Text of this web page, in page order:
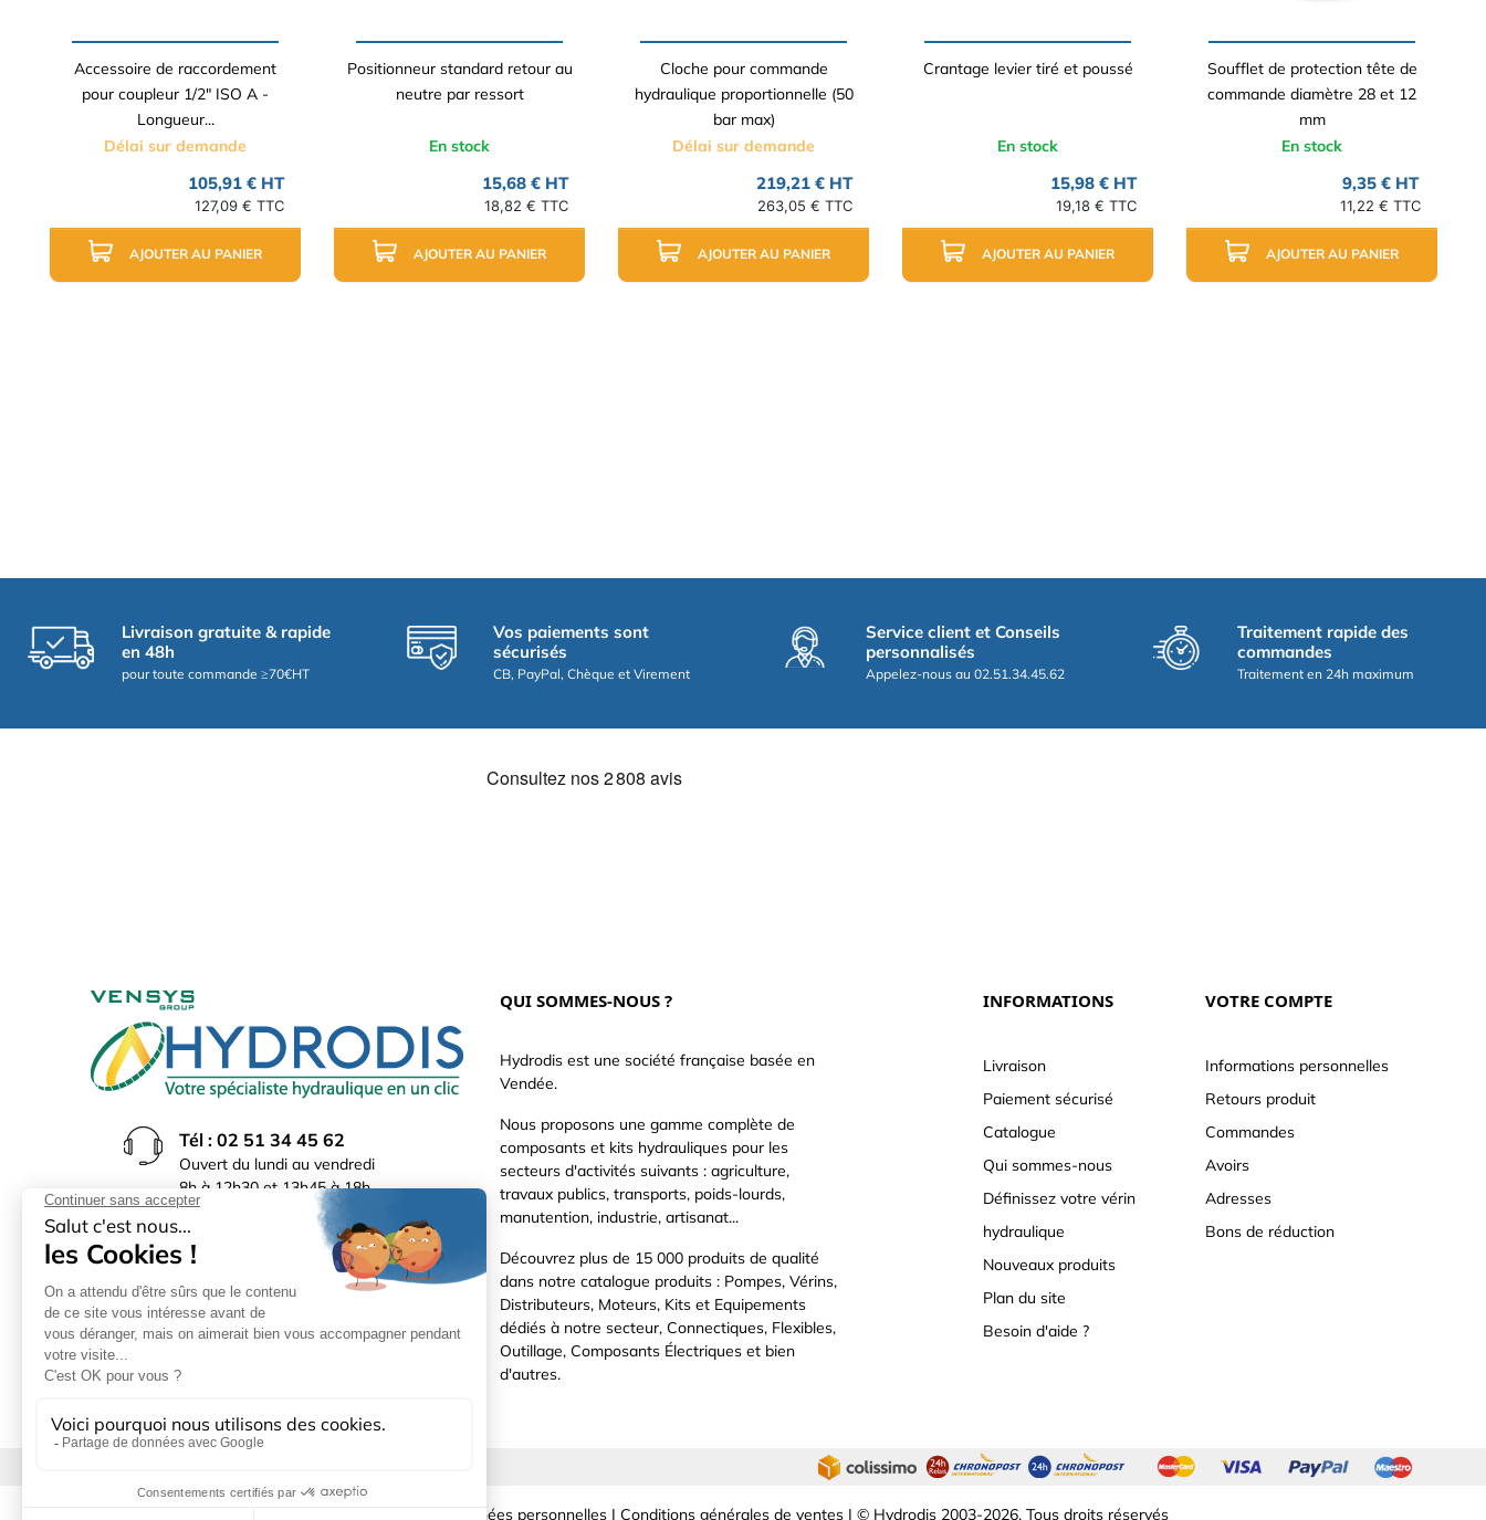
Accessoire de raccordement
pour coupleur 1/2" ISO A -
Longueur...
Délai sur demande
105,91 € HT
127,09 € TTC
AJOUTER AU PANIER
Positionneur standard retour au
neutre par ressort
En stock
15,68 € HT
18,82 € TTC
AJOUTER AU PANIER
Cloche pour commande
hydraulique proportionnelle (50
bar max)
Délai sur demande
219,21 € HT
263,05 € TTC
AJOUTER AU PANIER
Crantage levier tiré et poussé
En stock
15,98 € HT
19,18 € TTC
AJOUTER AU PANIER
Soufflet de protection tête de
commande diamètre 28 et 12
mm
En stock
9,35 € HT
11,22 € TTC
AJOUTER AU PANIER
Livraison gratuite & rapide
en 48h
pour toute commande ≥70€HT
Vos paiements sont
sécurisés
CB, PayPal, Chèque et Virement
Service client et Conseils
personnalisés
Appelez-nous au 02.51.34.45.62
Traitement rapide des
commandes
Traitement en 24h maximum
Tél : 02 51 34 45 62
Ouvert du lundi au vendredi
8h à 12h30 et 13h45 à 18h
(17h30 le vendredi)
Rue du Bocage La Ribotière
85170 Le Poiré sur Vie
QUI SOMMES-NOUS ?
Hydrodis est une société française basée en
Vendée.
Nous proposons une gamme complète de
composants et kits hydrauliques pour les
secteurs d'activités suivants : agriculture,
travaux publics, transports, poids-lourds,
manutention, industrie, artisanat...
Découvrez plus de 15 000 produits de qualité
dans notre catalogue produits : Pompes, Vérins,
Distributeurs, Moteurs, Kits et Equipements
dédiés à notre secteur, Connectiques, Flexibles,
Outillage, Composants Électriques et bien
d'autres.
INFORMATIONS
Livraison
Paiement sécurisé
Catalogue
Qui sommes-nous
Définissez votre vérin
hydraulique
Nouveaux produits
Plan du site
Besoin d'aide ?
VOTRE COMPTE
Informations personnelles
Retours produit
Commandes
Avoirs
Adresses
Bons de réduction
Données personnelles | Conditions générales de ventes | © Hydrodis 2003-2026. Tous droits réservés